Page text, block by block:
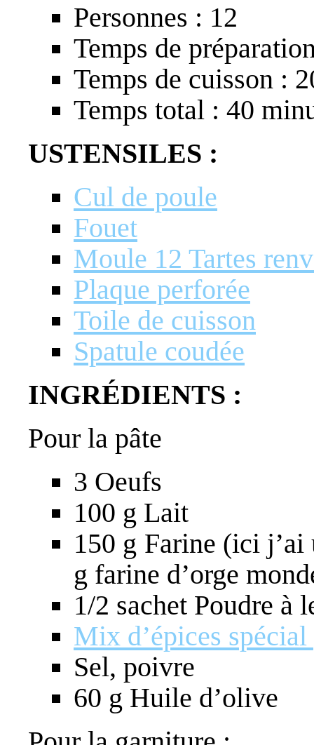
Personnes : 12
Temps de
Temps de cuisson :
Temps total : 40
USTENSILES :
Cul de poule
Fouet
Moule 12 Tartes
Plaque perforée
Toile de cuisson
Spatule coudée
INGRÉDIENTS :
Pour la pâte
3 Oeufs
100 g Lait
150 g Farine (ici
g farine d’orge
1/2 sachet Poudre à
Mix d’épices spécial
Sel, poivre
60 g Huile d’olive